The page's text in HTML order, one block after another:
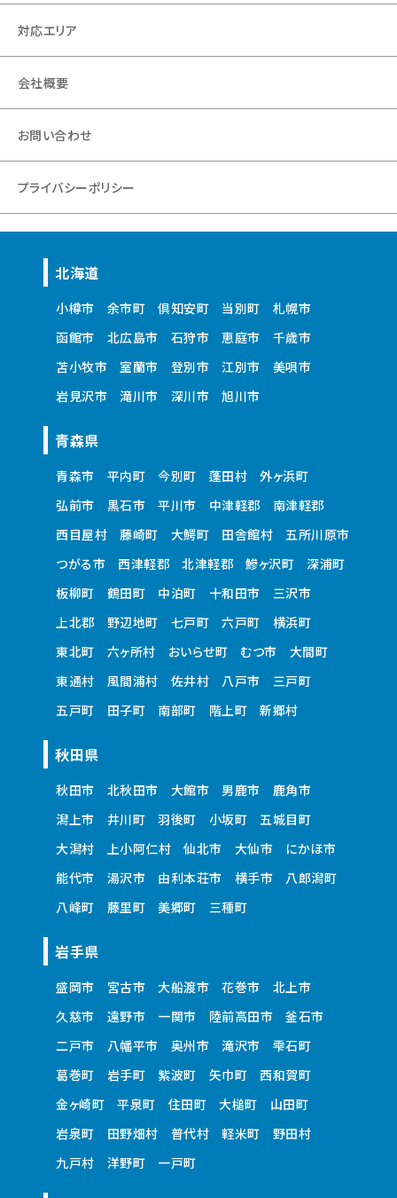
対応エリア
会社概要
お問い合わせ
プライバシーポリシー
北海道
小樽市 余市町 倶知安町 当別町
札幌市
函館市
北広島市 石狩市 恵庭市
千歳市
苫小牧市
室蘭市 登別市 江別市
美唄市
岩見沢市
滝川市 深川市 旭川市
青森県
青森市 平内町 今別町 蓬田村
外ヶ浜町
弘前市
黒石市 平川市 中津軽郡
南津軽郡
西目屋村
藤崎町 大鰐町 田舎館村
五所川原市
つがる市
西津軽郡 北津軽郡 鰺ヶ沢町
深浦町
板柳町
鶴田町 中泊町 十和田市
三沢市
上北郡
野辺地町 七戸町 六戸町
横浜町
東北町
六ヶ所村 おいらせ町 むつ市
大間町
東通村
風間浦村 佐井村 八戸市
三戸町
五戸町
田子町 南部町 階上町 新郷村
秋田県
秋田市 北秋田市 大館市 男鹿市
鹿角市
潟上市
井川町 羽後町 小坂町
五城目町
大潟村
上小阿仁村 仙北市 大仙市
にかほ市
能代市
湯沢市 由利本荘市 横手市
八郎潟町
八峰町
藤里町 美郷町 三種町
岩手県
盛岡市 宮古市 大船渡市 花巻市
北上市
久慈市
遠野市 一関市 陸前高田市
釜石市
二戸市
八幡平市 奥州市 滝沢市
雫石町
葛巻町
岩手町 紫波町 矢巾町
西和賀町
金ヶ崎町
平泉町 住田町 大槌町
山田町
岩泉町
田野畑村 普代村 軽米町
野田村
九戸村
洋野町 一戸町